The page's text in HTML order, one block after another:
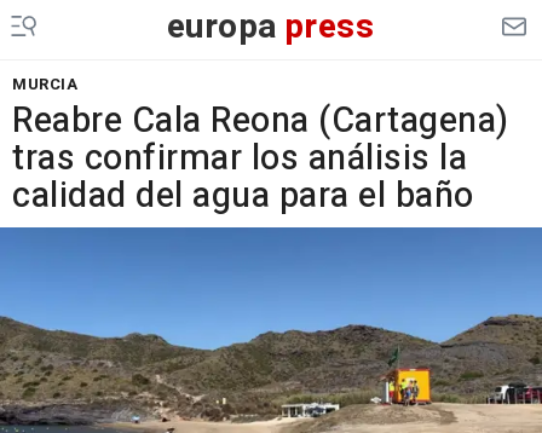
europa press
MURCIA
Reabre Cala Reona (Cartagena)
tras confirmar los análisis la
calidad del agua para el baño